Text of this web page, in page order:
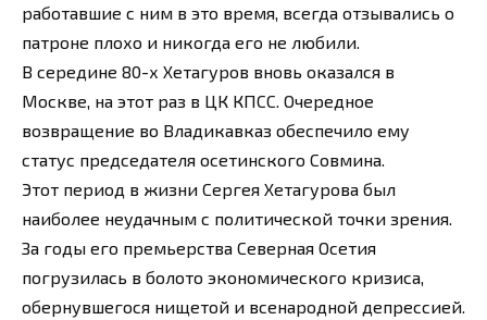
работавшие с ним в это время, всегда отзывались о
патроне плохо и никогда его не любили.
В середине 80-х Хетагуров вновь оказался в
Москве, на этот раз в ЦК КПСС. Очередное
возвращение во Владикавказ обеспечило ему
статус председателя осетинского Совмина.
Этот период в жизни Сергея Хетагурова был
наиболее неудачным с политической точки зрения.
За годы его премьерства Северная Осетия
погрузилась в болото экономического кризиса,
обернувшегося нищетой и всенародной депрессией.